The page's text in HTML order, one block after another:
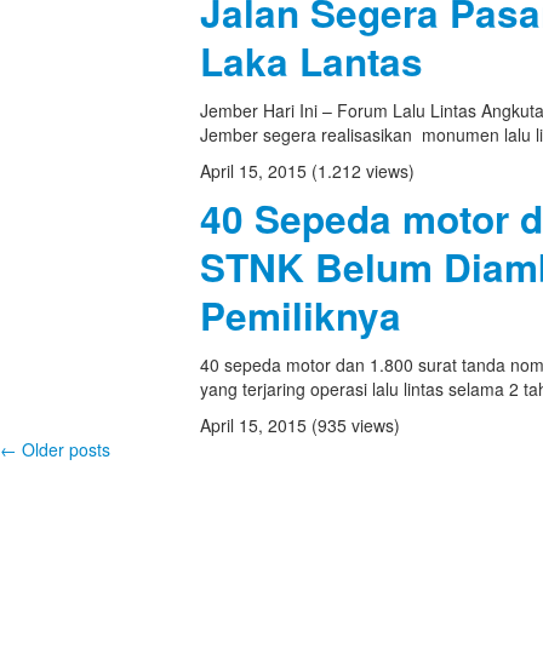
Jalan Segera
Laka Lantas
Jember Hari Ini – Forum Lalu Lintas
Jember segera realisasikan monumen lalu
April 15, 2015(1.212 views)
40 Sepeda motor
STNK Belum
Pemiliknya
40 sepeda motor dan 1.800 surat tanda
yang terjaring operasi lalu lintas selama 2
April 15, 2015(935 views)
← Older posts